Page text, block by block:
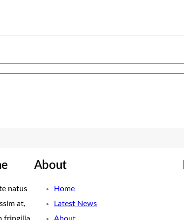
natus
at,
About
Home
Latest News